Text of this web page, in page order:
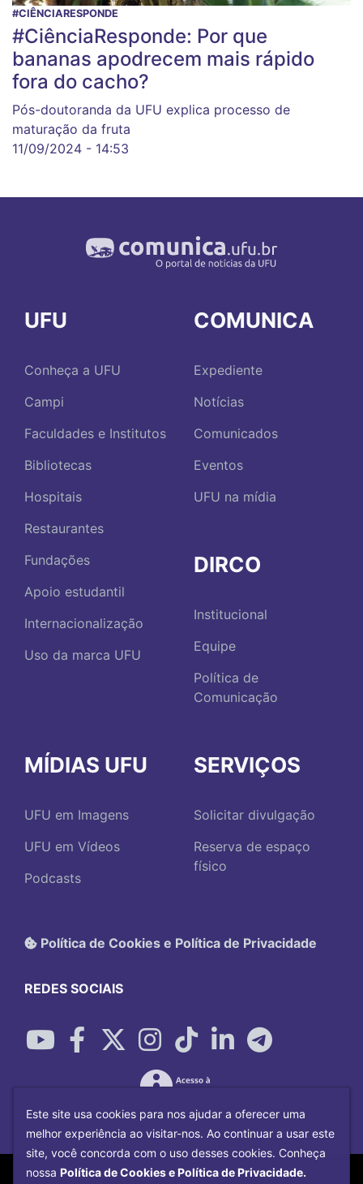
#CIÊNCIARESPONDE
#CiênciaResponde: Por que
bananas apodrecem mais rápido
fora do cacho?
Pós-doutoranda da UFU explica processo de
maturação da fruta
11/09/2024 - 14:53
UFU
Conheça a UFU
Campi
Faculdades e Institutos
Bibliotecas
Hospitais
Restaurantes
Fundações
Apoio estudantil
Internacionalização
Uso da marca UFU
COMUNICA
Expediente
Notícias
Comunicados
Eventos
UFU na mídia
DIRCO
Institucional
Equipe
Política de
Comunicação
MÍDIAS UFU
UFU em Imagens
UFU em Vídeos
Podcasts
SERVIÇOS
Solicitar divulgação
Reserva de espaço
físico
Política de Cookies e Política de Privacidade
REDES SOCIAIS
Copyright©2026Universidade Federal
Este site usa cookies para nos ajudar a oferecer uma
melhor experiência ao visitar-nos. Ao continuar a usar este
site, você concorda com o uso desses cookies. Conheça
nossa Política de Cookies e Política de Privacidade.